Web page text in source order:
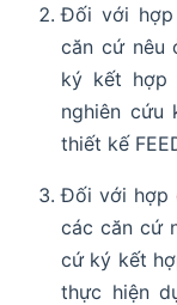
Đối với hợp
căn cứ nêu
ký kết hợp
nghiên cứu
thiết kế
Đối với hợp
các căn cứ
cứ ký kết
thực hiện